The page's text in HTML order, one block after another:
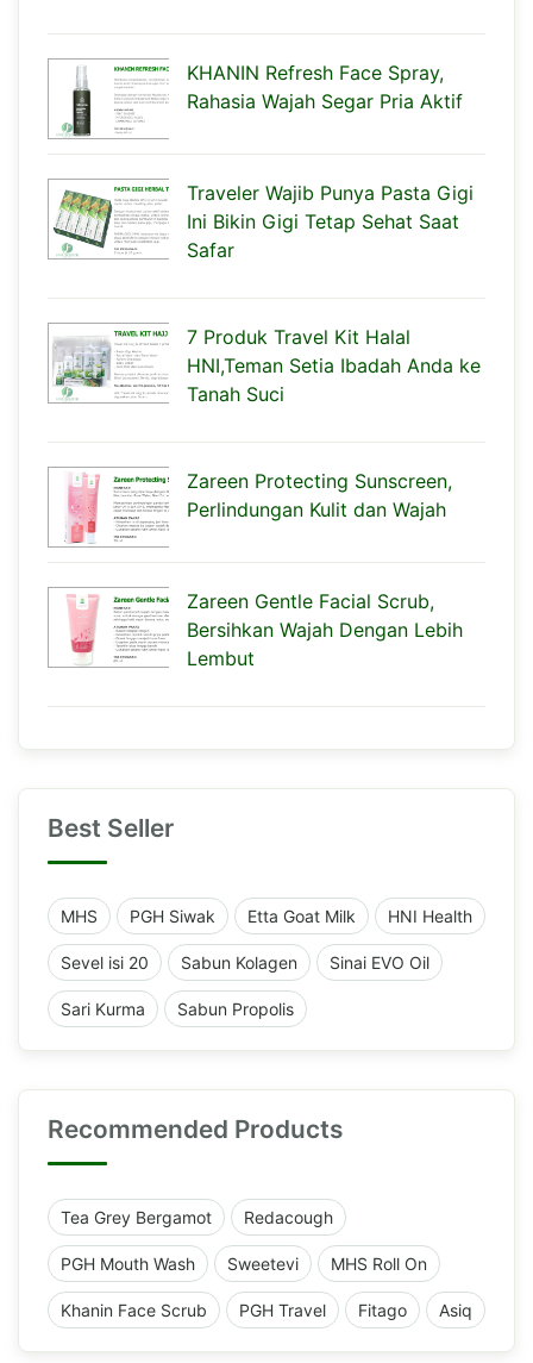
KHANIN Refresh Face Spray,
Rahasia Wajah Segar Pria Aktif
Traveler Wajib Punya Pasta Gigi
Ini Bikin Gigi Tetap Sehat Saat
Safar
7 Produk Travel Kit Halal
HNI,Teman Setia Ibadah Anda ke
Tanah Suci
Zareen Protecting Sunscreen,
Perlindungan Kulit dan Wajah
Zareen Gentle Facial Scrub,
Bersihkan Wajah Dengan Lebih
Lembut
Best Seller
MHS PGH Siwak Etta Goat Milk HNI Health
Sevel isi 20 Sabun Kolagen Sinai EVO Oil
Sari Kurma Sabun Propolis
Recommended Products
Tea Grey Bergamot Redacough
PGH Mouth Wash Sweetevi MHS Roll On
Khanin Face Scrub PGH Travel Fitago Asiq